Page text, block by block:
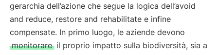
gerarchia dell’azione che segue la logica dell’avoid
and reduce, restore and rehabilitate e infine
compensate. In primo luogo, le aziende devono
monitorare il proprio impatto sulla biodiversità, sia a